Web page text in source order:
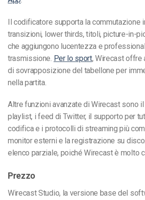
Il codificatore supporta la commutazione
transizioni, lower thirds, titoli, picture-in-
che aggiungono lucentezza e
trasmissione. Per lo sport, Wirecast offre
di sovrapposizione del tabellone per
nella partita.
Altre funzioni avanzate di Wirecast sono il
playlist, i feed di Twitter, il supporto per
codifica e i protocolli di streaming più
monitor esterni e la registrazione su
elenco parziale, poiché Wirecast è molto
Prezzo
Wirecast Studio, la versione base del